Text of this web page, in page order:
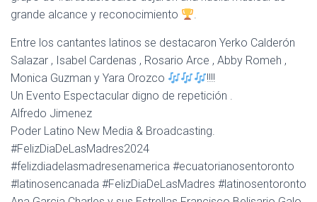
grande alcance y reconocimiento
.
Entre los cantantes latinos se destacaron Yerko Calderón
Salazar , Isabel Cardenas , Rosario Arce , Abby Romeh ,
Monica Guzman y Yara Orozco
!!!!
Un Evento Espectacular digno de repetición .
Alfredo Jimenez
Poder Latino New Media & Broadcasting.
#FelizDiaDeLasMadres2024
#felizdiadelasmadresenamerica #ecuatorianosentoronto
#latinosencanada #FelizDiaDeLasMadres #latinosentoronto